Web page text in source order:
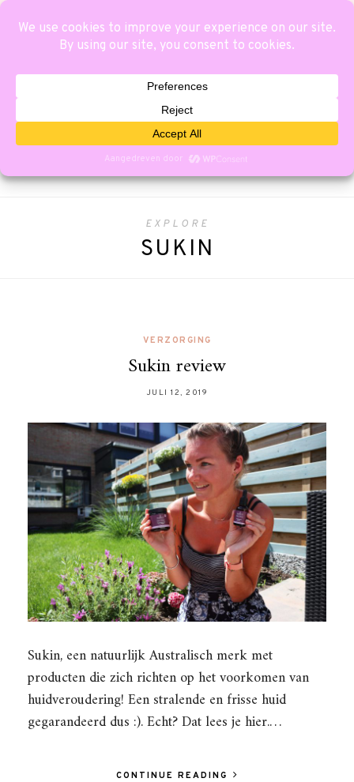
EXPLORE
SUKIN
VERZORGING
Sukin review
JULI 12, 2019
Sukin, een natuurlijk Australisch merk met
producten die zich richten op het voorkomen van
huidveroudering! Een stralende en frisse huid
gegarandeerd dus :). Echt? Dat lees je hier.…
CONTINUE READING